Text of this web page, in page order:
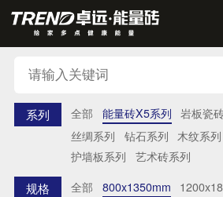
系列 全部 能量砖X5系列 岩板瓷
丝绸系列
钻石系列 木纹系列
护墙板系列
艺术砖系列
规格 全部 800x1350mm